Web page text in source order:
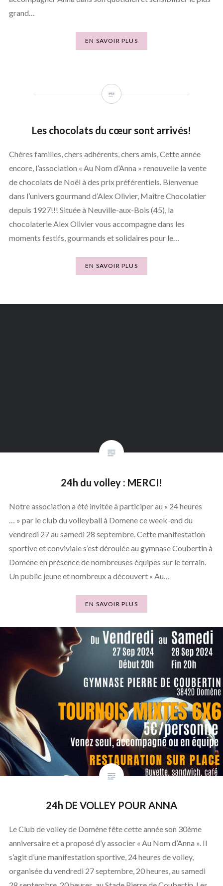
grand…
EN SAVOIR PLUS
Les chocolats du cœur sont arrivés!
Chères familles, chers adhérents, chers amis, Cette année
encore, l’association « Au Nom d’Anna » renouvelle la vente
de chocolats de Noël à des prix préférentiels. Bienvenue
dans l’univers gourmand d’Alex Olivier, Maître Chocolatier
depuis 1927!!! Située à Neuville-aux-Bois (45), la
chocolaterie Alex Olivier vous accompagne dans les
moments festifs, gourmands et solidaires pour le…
EN SAVOIR PLUS
24h du volley : MERCI!
Notre association a été invitée à participer au « 24 heures
… » par le club du volleyball à Domene ce week-end du
vendredi 27 au samedi 28 septembre. Cette manifestation
sportive et conviviale s’est déroulée au gymnase Coubertin à
Domène en présence de nombreuses équipes sur le terrain.
Un public jeune et nombreux a découvert « Au…
EN SAVOIR PLUS
24h DE VOLLEY POUR ANNA
Le Club de volley de Domène fête cette année son 30ème
anniversaire et a proposé d’y associer « Au Nom d’Anna ». Il
s’agit d’une manifestation sportive, 24 heures de volley,
organisée du vendredi 27 septembre, 20 heures, au samedi